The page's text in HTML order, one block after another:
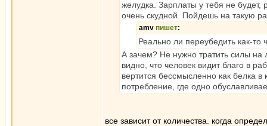
желудка. Зарплаты у тебя не
очень скудной. Пойдешь на такую
amv пишет:
Реально ли переубедить как-то
А зачем? Не нужно тратить силы
видно, что человек видит благо в
вертится бессмысленно как белка
потребление, где одно
все зависит от количества. когда